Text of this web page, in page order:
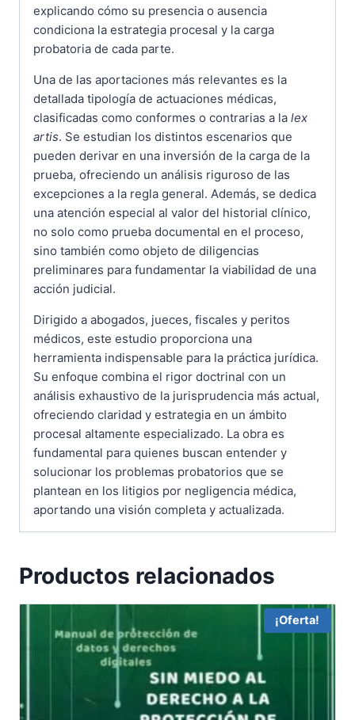
explicando cómo su presencia o ausencia
condiciona la estrategia procesal y la carga
probatoria de cada parte.
Una de las aportaciones más relevantes es la
detallada tipología de actuaciones médicas,
clasificadas como conformes o contrarias a la lex
artis. Se estudian los distintos escenarios que
pueden derivar en una inversión de la carga de la
prueba, ofreciendo un análisis riguroso de las
excepciones a la regla general. Además, se dedica
una atención especial al valor del historial clínico,
no solo como prueba documental en el proceso,
sino también como objeto de diligencias
preliminares para fundamentar la viabilidad de una
acción judicial.
Dirigido a abogados, jueces, fiscales y peritos
médicos, este estudio proporciona una
herramienta indispensable para la práctica jurídica.
Su enfoque combina el rigor doctrinal con un
análisis exhaustivo de la jurisprudencia más actual,
ofreciendo claridad y estrategia en un ámbito
procesal altamente especializado. La obra es
fundamental para quienes buscan entender y
solucionar los problemas probatorios que se
plantean en los litigios por negligencia médica,
aportando una visión completa y actualizada.
Productos relacionados
¡Oferta!